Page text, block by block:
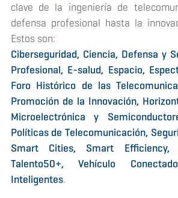
clave de la ingeniería de
defensa profesional hasta la
Estos son:
Ciberseguridad, Ciencia, Defensa y
Profesional, E-salud, Espacio,
Foro Histórico de las
Promoción de la Innovación,
Microelectrónica y
Políticas de Telecomunicación,
Smart Cities, Smart Efficiency,
Talento50+, Vehículo
Inteligentes.